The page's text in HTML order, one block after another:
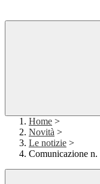
Home >
Novità >
Le notizie >
Comunicazione n.